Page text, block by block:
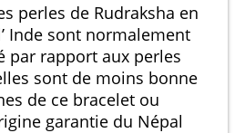
perles de Rudraksha en
Inde sont normalement
par rapport aux perles
sont de moins bonne
de ce bracelet ou
garantie du Népal